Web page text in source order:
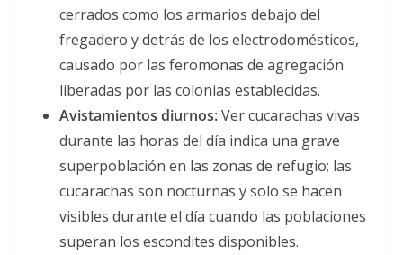
cerrados como los armarios debajo del
fregadero y detrás de los electrodomésticos,
causado por las feromonas de agregación
liberadas por las colonias establecidas.
Avistamientos diurnos:Ver cucarachas vivas
durante las horas del día indica una grave
superpoblación en las zonas de refugio; las
cucarachas son nocturnas y solo se hacen
visibles durante el día cuando las poblaciones
superan los escondites disponibles.